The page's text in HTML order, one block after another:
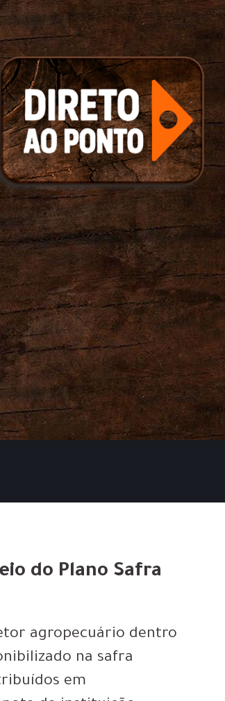
do Plano Safra
agropecuário dentro
na safra
em